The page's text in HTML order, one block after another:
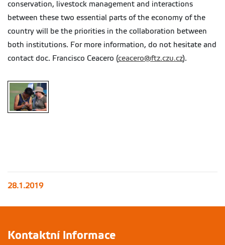
conservation, livestock management and interactions
between these two essential parts of the economy of the
country will be the priorities in the collaboration between
both institutions. For more information, do not hesitate and
contact doc. Francisco Ceacero (ceacero@ftz.czu.cz).
28.1.2019
Kontaktní informace